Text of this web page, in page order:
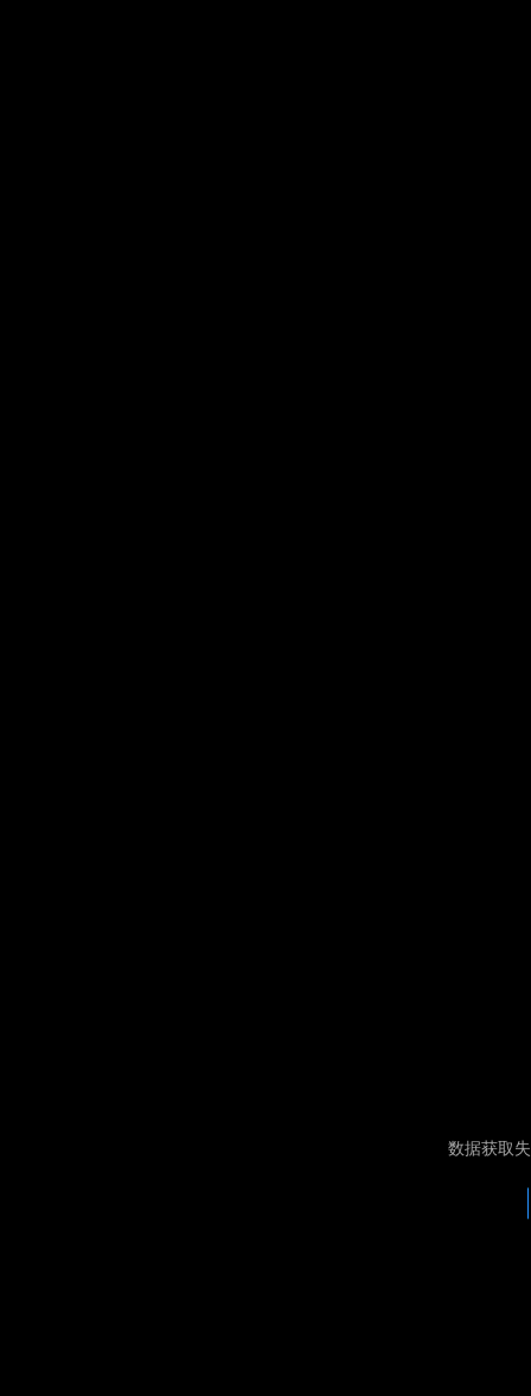
数据获取